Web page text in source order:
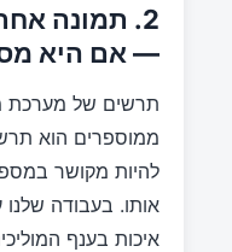
2. תמונה
— אם היא
ממוספרים הוא
להיות מקושר
איכות בענף